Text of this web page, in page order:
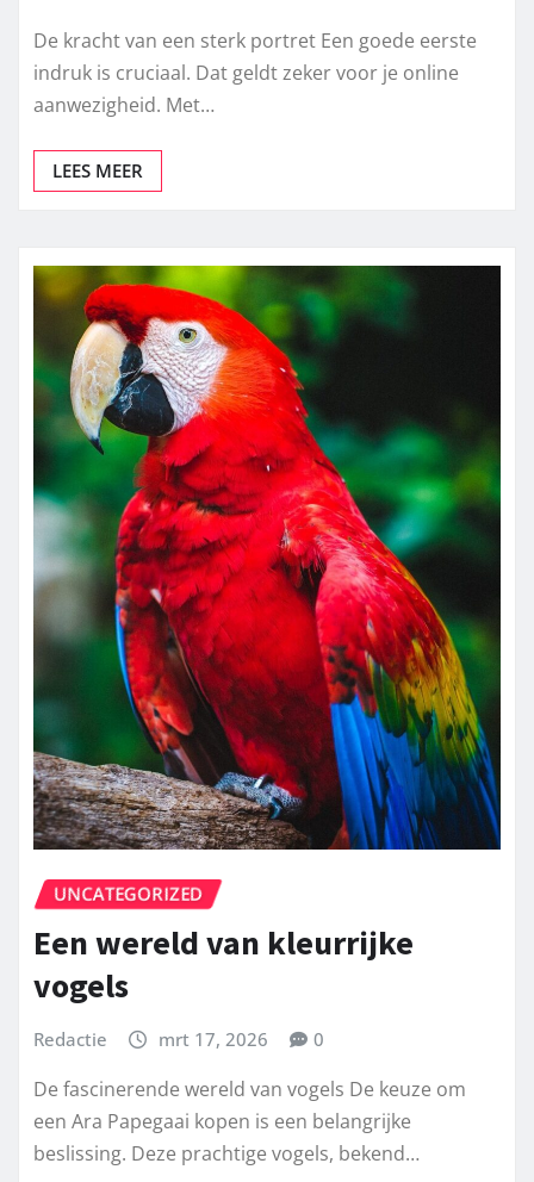
Redactie mrt 18, 2026 0
De kracht van een sterk portret Een goede eerste
indruk is cruciaal. Dat geldt zeker voor je online
aanwezigheid. Met…
UNCATEGORIZED
Een wereld van kleurrijke
vogels
Redactie mrt 17, 2026
De fascinerende wereld van vogels De keuze om
een Ara Papegaai kopen is een belangrijke